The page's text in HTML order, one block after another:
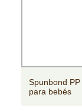
Spunbond
para bebés